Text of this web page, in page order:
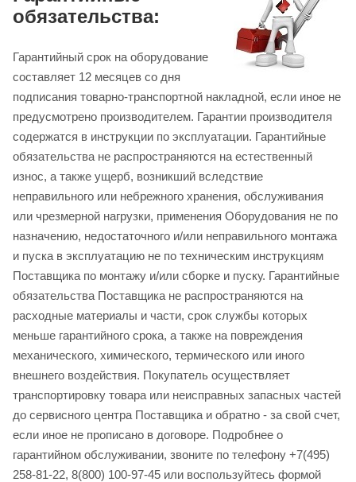
обязательства:
Гарантийный срок на оборудование
составляет 12 месяцев со дня
подписания товарно-транспортной накладной, если иное не
предусмотрено производителем. Гарантии производителя
содержатся в инструкции по эксплуатации. Гарантийные
обязательства не распространяются на естественный
износ, а также ущерб, возникший вследствие
неправильного или небрежного хранения, обслуживания
или чрезмерной нагрузки, применения Оборудования не по
назначению, недостаточного и/или неправильного монтажа
и пуска в эксплуатацию не по техническим инструкциям
Поставщика по монтажу и/или сборке и пуску. Гарантийные
обязательства Поставщика не распространяются на
расходные материалы и части, срок службы которых
меньше гарантийного срока, а также на повреждения
механического, химического, термического или иного
внешнего воздействия. Покупатель осуществляет
транспортировку товара или неисправных запасных частей
до сервисного центра Поставщика и обратно - за свой счет,
если иное не прописано в договоре. Подробнее о
гарантийном обслуживании, звоните по телефону +7(495)
258-81-22, 8(800) 100-97-45 или воспользуйтесь формой